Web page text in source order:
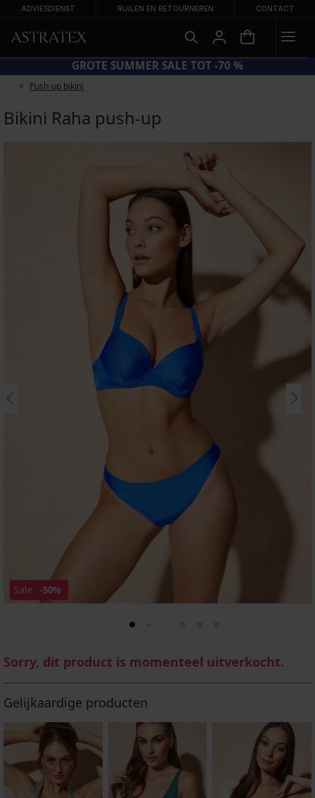
ADVIESDIENST RUILEN EN RETOURNEREN CONTACT
CODE BRA20 = BH'S -20%
Push-up bikini
Bikini Raha push-up
Sale -50%
Sorry, dit product is momenteel uitverkocht.
Gelijkaardige producten